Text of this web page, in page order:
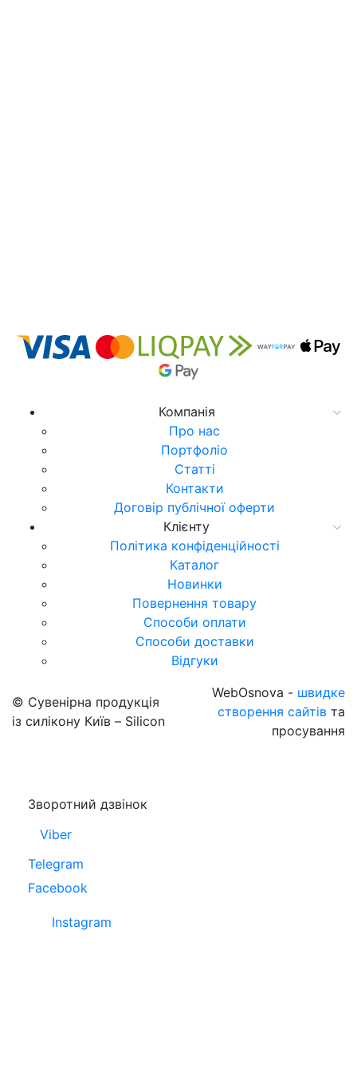
Компанія
Про нас
Портфоліо
Статті
Контакти
Договір публічної оферти
Клієнту
Політика конфіденційності
Каталог
Новинки
Повернення товару
Способи оплати
Способи доставки
Відгуки
© Сувенірна продукція
із силікону Київ – Silicon
WebOsnova - швидке
створення сайтів та
просування
Зворотний дзвінок
Viber
Telegram
Facebook
Instagram